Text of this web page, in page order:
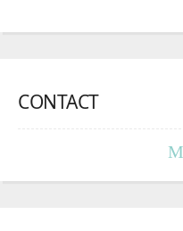
CONTACT